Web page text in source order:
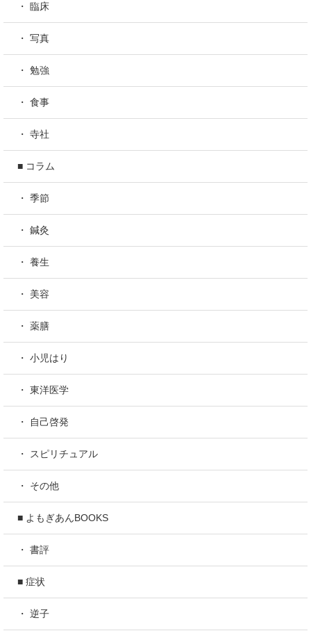
・ 臨床
・ 写真
・ 勉強
・ 食事
・ 寺社
■ コラム
・ 季節
・ 鍼灸
・ 養生
・ 美容
・ 薬膳
・ 小児はり
・ 東洋医学
・ 自己啓発
・ スピリチュアル
・ その他
■ よもぎあんBOOKS
・ 書評
■ 症状
・ 逆子